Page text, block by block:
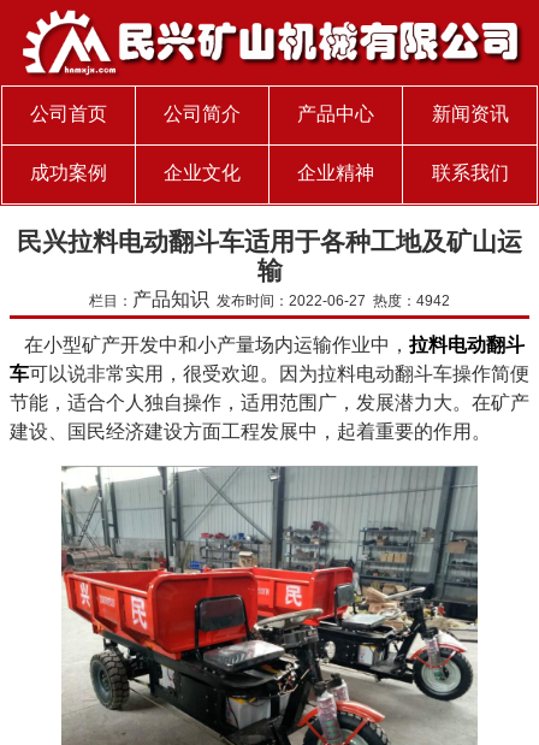
公司首页 公司简介 产品中心 新闻资讯
成功案例 企业文化 企业精神 联系我们
民兴拉料电动翻斗车适用于各种工地及矿山运
输
栏目： 产品知识 发布时间：2022-06-27 热度：4942
在小型矿产开发中和小产量场内运输作业中， 拉料电动翻斗
车可以说非常实用，很受欢迎。因为拉料电动翻斗车操作简便
节能，适合个人独自操作，适用范围广，发展潜力大。在矿产
建设、国民经济建设方面工程发展中，起着重要的作用。